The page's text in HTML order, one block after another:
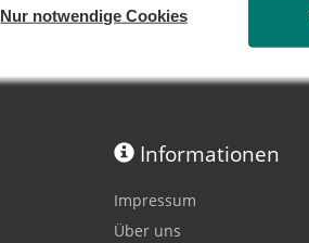
Nur notwendige Cookies
Informationen
Impressum
Über uns